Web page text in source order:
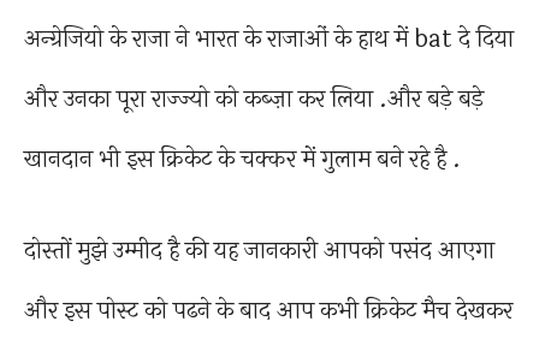
अन्ग्रेजियो के राजा ने भारत के राजाओं के हाथ में bat दे दिया
और उनका पूरा राज्ज्यो को कब्ज़ा कर लिया .और बड़े बड़े
खानदान भी इस क्रिकेट के चक्कर में गुलाम बने रहे है .
दोस्तों मुझे उम्मीद है की यह जानकारी आपको पसंद आएगा
और इस पोस्ट को पढने के बाद आप कभी क्रिकेट मैच देखकर